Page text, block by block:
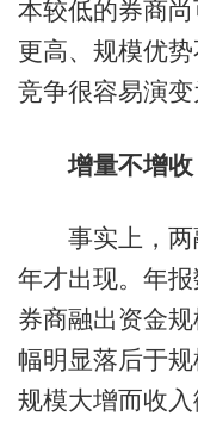
本较低的券商
更高、规模优
竞争很容易演变
增量不增
事实上，两
年才出现。年
券商融出资金
幅明显落后于
规模大增而收入